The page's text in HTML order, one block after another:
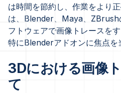
は時間を節約し、作業をより
は、Blender、Maya、ZBrush
フトウェアで画像トレースを
特にBlenderアドオンに焦点を
3Dにおける画像
て